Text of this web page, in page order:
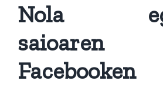
Nola
saioaren
Facebooken